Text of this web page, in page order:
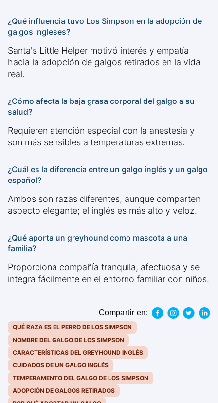
¿Qué influencia tuvo Los Simpson en la adopción de
galgos ingleses?
Santa's Little Helper motivó interés y empatía
hacia la adopción de galgos retirados en la vida
real.
¿Cómo afecta la baja grasa corporal del galgo a su
salud?
Requieren atención especial con la anestesia y
son más sensibles a temperaturas extremas.
¿Cuál es la diferencia entre un galgo inglés y un galgo
español?
Ambos son razas diferentes, aunque comparten
aspecto elegante; el inglés es más alto y veloz.
¿Qué aporta un greyhound como mascota a una
familia?
Proporciona compañía tranquila, afectuosa y se
integra fácilmente en el entorno familiar con niños.
Compartir en:
QUÉ RAZA ES EL PERRO DE LOS SIMPSON
NOMBRE DEL GALGO DE LOS SIMPSON
CARACTERÍSTICAS DEL GREYHOUND INGLÉS
CUIDADOS DE UN GALGO INGLÉS
TEMPERAMENTO DEL GALGO DE LOS SIMPSON
ADOPCIÓN DE GALGOS RETIRADOS